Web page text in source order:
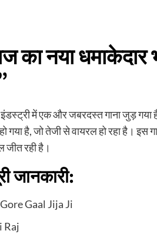
का नया
इंडस्ट्री में एक और जबरदस्त गाना जुड़ गया
गया है, जो तेजी से वायरल हो रहा है। इस
जीत रही है।
जानकारी:
Gaal Jija Ji
Raj